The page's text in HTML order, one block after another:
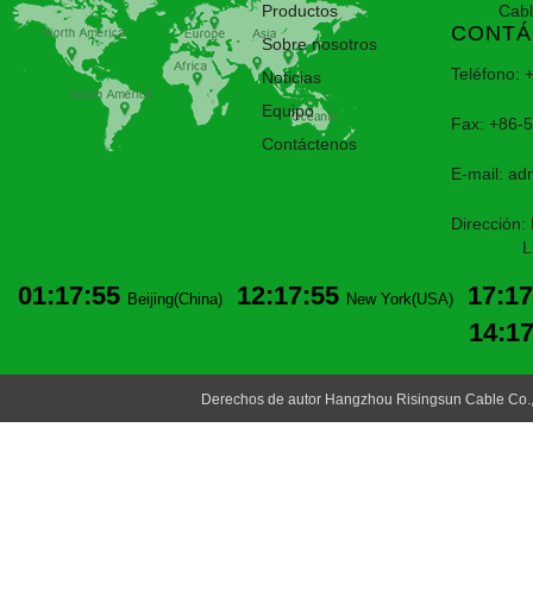
Productos
Sobre nosotros
Noticias
Equipo
Contáctenos
Teléfono:
Fax: +86-
E-mail:
Dirección:
01:17:55 Beijing(China) 12:17:55 New York(USA)
Derechos de autor Hangzhou Risingsun Cable